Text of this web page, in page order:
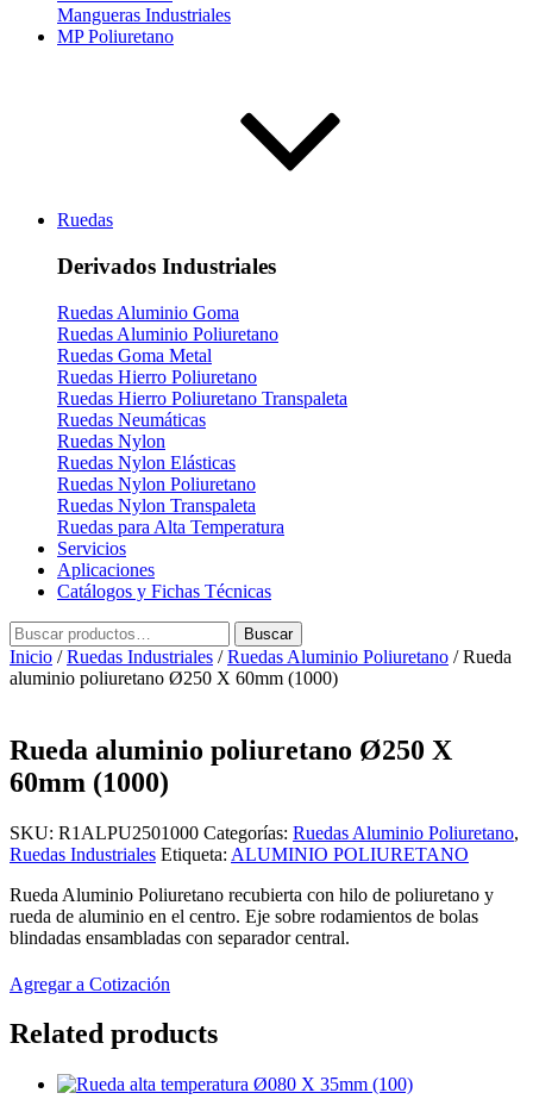
Mangueras Industriales
MP Poliuretano
Ruedas
Derivados Industriales
Ruedas Aluminio Goma
Ruedas Aluminio Poliuretano
Ruedas Goma Metal
Ruedas Hierro Poliuretano
Ruedas Hierro Poliuretano Transpaleta
Ruedas Neumáticas
Ruedas Nylon
Ruedas Nylon Elásticas
Ruedas Nylon Poliuretano
Ruedas Nylon Transpaleta
Ruedas para Alta Temperatura
Servicios
Aplicaciones
Catálogos y Fichas Técnicas
Buscar
por:
Buscar
Inicio /Ruedas Industriales /Ruedas Aluminio Poliuretano / Rueda
aluminio poliuretano Ø250 X 60mm (1000)
Rueda aluminio poliuretano Ø250 X
60mm (1000)
SKU: R1ALPU2501000 Categorías: Ruedas Aluminio Poliuretano,
Ruedas Industriales Etiqueta: ALUMINIO POLIURETANO
Rueda Aluminio Poliuretano recubierta con hilo de poliuretano y
rueda de aluminio en el centro. Eje sobre rodamientos de bolas
blindadas ensambladas con separador central.
Agregar a Cotización
Related products